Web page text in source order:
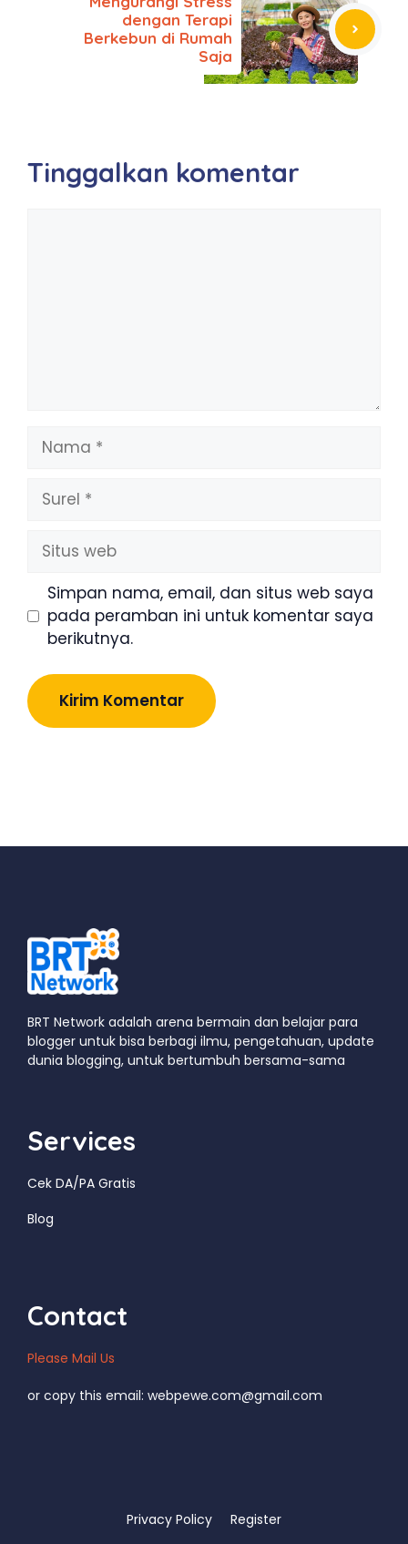
dengan Terapi
Berkebun di Rumah
Saja
Tinggalkan komentar
Nama
Surel
Situs
web
Simpan nama, email, dan situs web saya
pada peramban ini untuk komentar saya
berikutnya.
BRT Network adalah arena bermain dan belajar para
blogger untuk bisa berbagi ilmu, pengetahuan, update
dunia blogging, untuk bertumbuh bersama-sama
Services
Cek DA/PA Gratis
Blog
Contact
Please Mail Us
or copy this email: webpewe.com@gmail.com
Privacy Policy
Register